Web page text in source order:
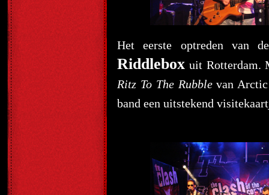
Het eerste optreden van
Riddlebox uit Rotterdam.
Ritz To The Rubblevan
band een uitstekend